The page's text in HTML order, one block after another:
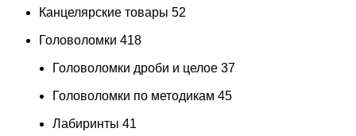
Канцелярские товары 52
Головоломки 418
Головоломки дроби и целое 37
Головоломки по методикам 45
Лабиринты 41